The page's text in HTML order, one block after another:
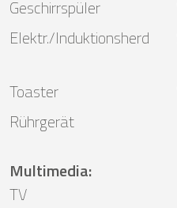
Geschirrspüler
Elektr./Induktionsherd
Toaster
Rührgerät
Multimedia:
TV